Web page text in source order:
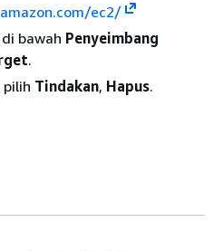
ec2/
bawah Penyeimbang
.
Tindakan, Hapus.